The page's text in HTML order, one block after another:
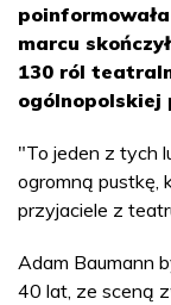
marcu
130 ról
ogólnopolskiej
"To jeden z tych
ogromną pustkę,
przyjaciele z
Adam Baumann
40 lat, ze sceną